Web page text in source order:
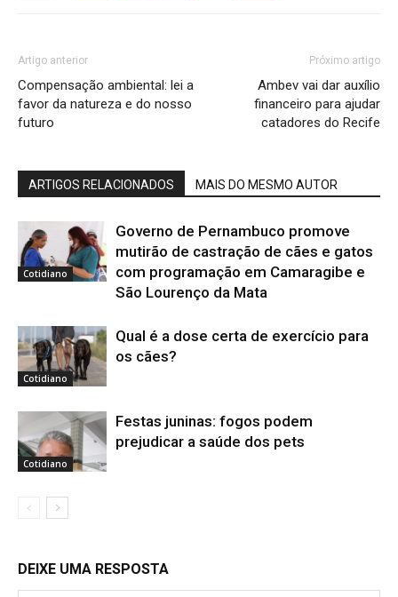
Artigo anterior
Compensação ambiental: lei a
favor da natureza e do nosso
futuro
Próximo artigo
Ambev vai dar auxílio
financeiro para ajudar
catadores do Recife
ARTIGOS RELACIONADOS MAIS DO MESMO AUTOR
Cotidiano
Governo de Pernambuco promove
mutirão de castração de cães e gatos
com programação em Camaragibe e
São Lourenço da Mata
Cotidiano
Qual é a dose certa de exercício para
os cães?
Cotidiano
Festas juninas: fogos podem
prejudicar a saúde dos pets
DEIXE UMA RESPOSTA